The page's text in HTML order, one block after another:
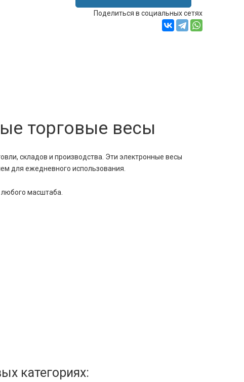
Поделиться в социальных сетях
торговые весы
складов и производства. Эти электронные весы
для ежедневного использования.
масштаба.
категориях: